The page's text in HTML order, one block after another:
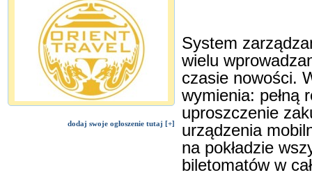
dodaj swoje ogłoszenie tutaj [+]
System
wielu
czasie nowości.
wymienia: pełną
uproszczenie
urządzenia
na pokładzie
biletomatów w